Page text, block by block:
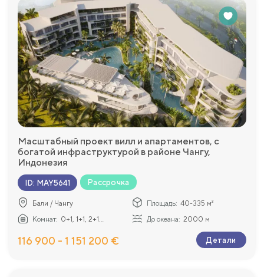
Масштабный проект вилл и апартаментов, с
богатой инфраструктурой в районе Чангу,
Индонезия
ID: MAY5641 Рассрочка
Бали / Чангу Площадь: 40-335 м²
Комнат: 0+1, 1+1, 2+1... До океана: 2000 м
116 900 - 1 151 200 € Детали